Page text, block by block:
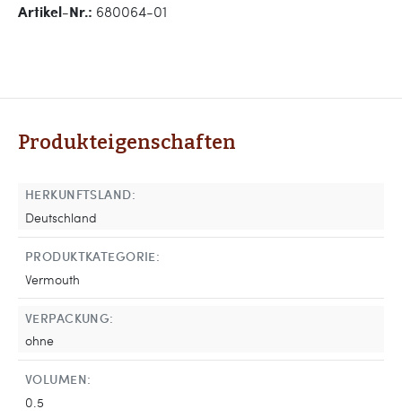
Artikel-Nr.: 680064-01
Produkteigenschaften
HERKUNFTSLAND:
Deutschland
PRODUKTKATEGORIE:
Vermouth
VERPACKUNG:
ohne
VOLUMEN:
0.5